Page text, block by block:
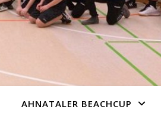
AHNATALER BEACHCUP